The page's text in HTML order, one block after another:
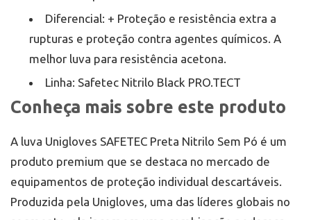
Diferencial: + Proteção e resistência extra a
rupturas e proteção contra agentes químicos. A
melhor luva para resistência acetona.
Linha: Safetec Nitrilo Black PRO.TECT
Conheça mais sobre este produto
A luva Unigloves SAFETEC Preta Nitrilo Sem Pó é um
produto premium que se destaca no mercado de
equipamentos de proteção individual descartáveis.
Produzida pela Unigloves, uma das líderes globais no